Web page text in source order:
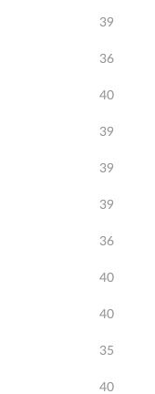
39
36
40
39
39
39
36
40
40
35
40